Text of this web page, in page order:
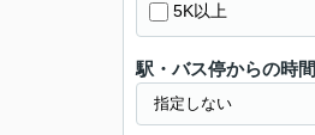
5K以上
駅・バス停からの時間